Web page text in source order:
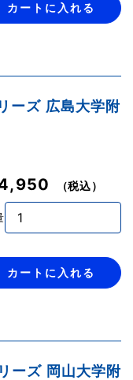
カートに入れる
ーズ 広島大学附
（税込）
カートに入れる
ーズ 岡山大学附